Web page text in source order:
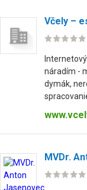
Včely –
náradím -
dymák,
MVDr.